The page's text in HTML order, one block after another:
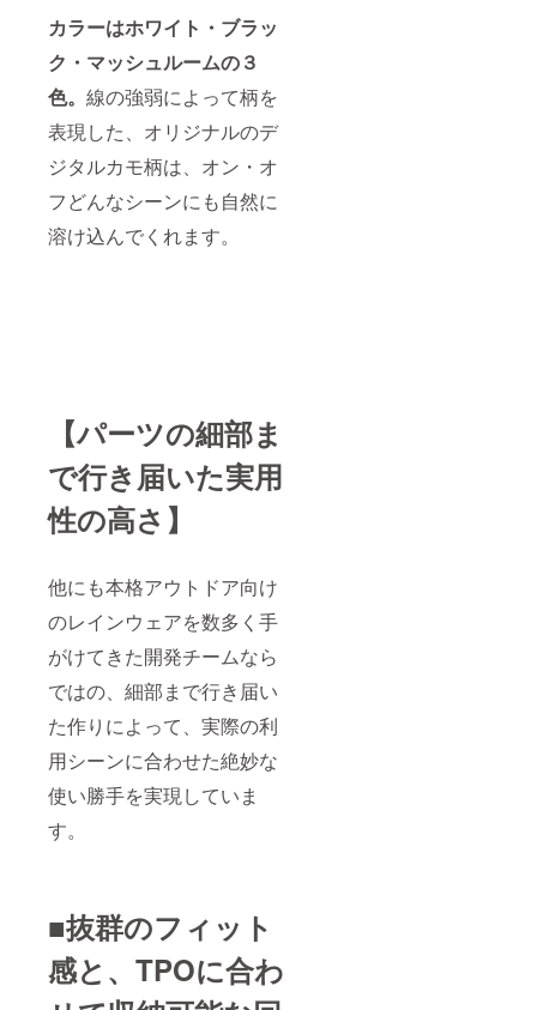
カラーはホワイト・ブラッ
ク・マッシュルームの３
色。 線の強弱によって柄を
表現した、オリジナルのデ
ジタルカモ柄は、オン・オ
フどんなシーンにも自然に
溶け込んでくれます。
【パーツの細部ま
で行き届いた実用
性の高さ】
他にも本格アウトドア向け
のレインウェアを数多く手
がけてきた開発チームなら
ではの、細部まで行き届い
た作りによって、実際の利
用シーンに合わせた絶妙な
使い勝手を実現していま
す。
■抜群のフィット
感と、TPOに合わ